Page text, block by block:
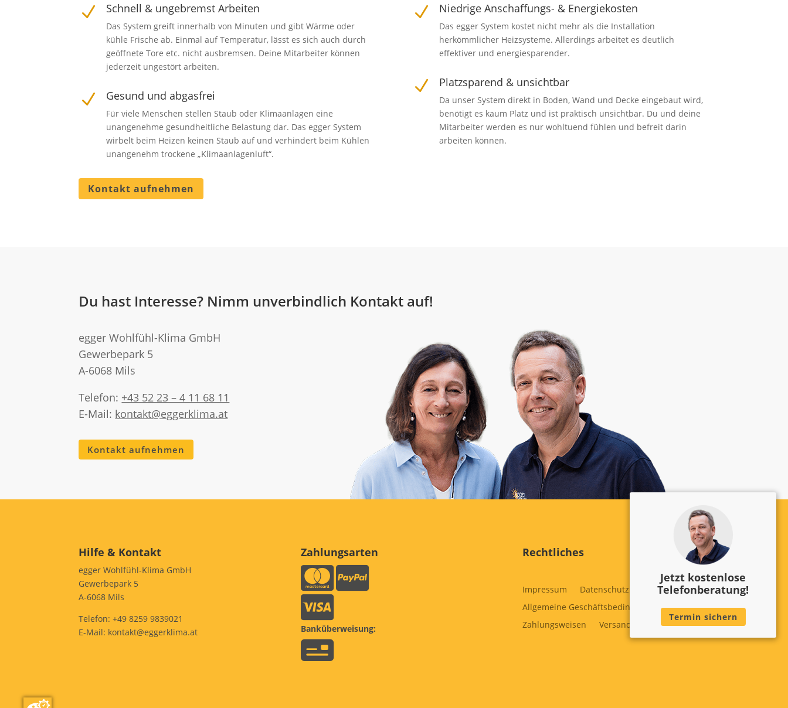
N Schnell & ungebremst Arbeiten
Das System greift innerhalb von Minuten und gibt Wärme oder
kühle Frische ab. Einmal auf Temperatur, lässt es sich auch durch
geöffnete Tore etc. nicht ausbremsen. Deine Mitarbeiter können
jederzeit ungestört arbeiten.
N Gesund und abgasfrei
Für viele Menschen stellen Staub oder Klimaanlagen eine
unangenehme gesundheitliche Belastung dar. Das egger System
wirbelt beim Heizen keinen Staub auf und verhindert beim Kühlen
unangenehm trockene „Klimaanlagenluft“.
Kontakt aufnehmen
N Niedrige Anschaffungs- & Energiekosten
Das egger System kostet nicht mehr als die Installation
herkömmlicher Heizsysteme. Allerdings arbeitet es deutlich
effektiver und energiesparender.
N Platzsparend & unsichtbar
Da unser System direkt in Boden, Wand und Decke eingebaut wird,
benötigt es kaum Platz und ist praktisch unsichtbar. Du und deine
Mitarbeiter werden es nur wohltuend fühlen und befreit darin
arbeiten können.
Du hast Interesse? Nimm unverbindlich Kontakt auf!
egger Wohlfühl-Klima GmbH
Gewerbepark 5
A-6068 Mils
Telefon: +43 52 23 – 4 11 68 11
E-Mail: kontakt@eggerklima.at
Kontakt aufnehmen
Hilfe & Kontakt
egger Wohlfühl-Klima GmbH
Gewerbepark 5
A-6068 Mils
Telefon:+49 8259 9839021
E-Mail: kontakt@eggerklima.at
Zahlungsarten
Banküberweisung:
Rechtliches
Impressum Datenschutz
Cookie Policy
Allgemeine Geschäftsbedingungen
Widerruf
Zahlungsweisen
Versand & Lieferung
Jetzt kostenlose
Telefonberatung!
Termin sichern